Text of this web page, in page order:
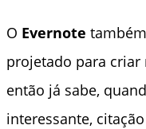
O Evernote
projetado para criar
então já sabe,
interessante,